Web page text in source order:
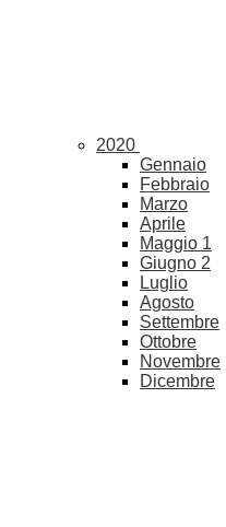
2020
Gennaio
Febbraio
Marzo
Aprile
Maggio 1
Giugno 2
Luglio
Agosto
Settembre
Ottobre
Novembre
Dicembre